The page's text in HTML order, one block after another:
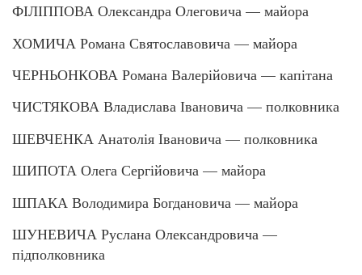
ФІЛІППОВА Олександра Олеговича — майора
ХОМИЧА Романа Святославовича — майора
ЧЕРНЬОНКОВА Романа Валерійовича — капітана
ЧИСТЯКОВА Владислава Івановича — полковника
ШЕВЧЕНКА Анатолія Івановича — полковника
ШИПОТА Олега Сергійовича — майора
ШПАКА Володимира Богдановича — майора
ШУНЕВИЧА Руслана Олександровича —
підполковника